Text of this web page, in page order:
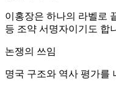
이홍장은 하나의 라벨로
등 조약 서명자이기도 합
논쟁의 쓰임
명국 구조와 역사 평가를